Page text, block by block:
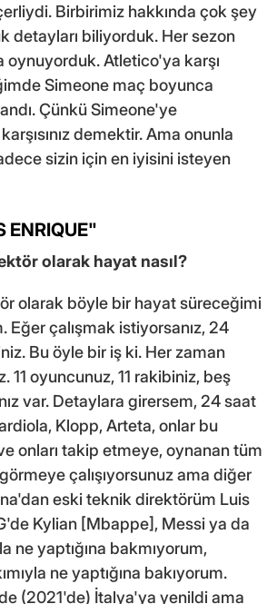
Birbirimiz hakkında çok şey
detayları biliyorduk. Her sezon
oynuyorduk. Atletico'ya karşı
Simeone maç boyunca
Çünkü Simeone'ye
demektir. Ama onunla
sizin için en iyisini isteyen
ENRIQUE"
olarak hayat nasıl?
olarak böyle bir hayat süreceğimi
Eğer çalışmak istiyorsanız, 24
Bu öyle bir iş ki. Her zaman
11 oyuncunuz, 11 rakibiniz, beş
var. Detaylara girersem, 24 saat
Klopp, Arteta, onlar bu
onları takip etmeye, oynanan tüm
çalışıyorsunuz ama diğer
eski teknik direktörüm Luis
Kylian [Mbappe], Messi ya da
ne yaptığına bakmıyorum,
ne yaptığına bakıyorum.
(2021'de) İtalya'ya yenildi ama